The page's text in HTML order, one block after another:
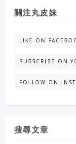
關注丸皮妹
LIKE ON
SUBSCRIBE ON
FOLLOW ON
搜尋文章